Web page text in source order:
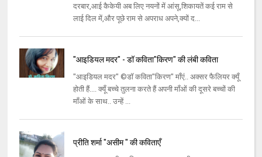
दरबार,आई कैकेयी अब लिए नयनों में आंसू,शिकायतें कई राम से
लाई दिल में,और पूछे राम से अपराध अपने,क्यों द...
"आइडियल मदर" - डॉ कविता"किरण" की लंबी कविता
"आइडियल मदर" ©डॉ कविता"किरण" माँएं.. अक्सर फैलियर क्यूँ
होती हैं.... क्यूँ बच्चे तुलना करते हैं अपनी माँओं की दूसरे बच्चों की
माँओं के साथ.. उन्हें ...
प्रीति शर्मा "असीम " की कविताएँ